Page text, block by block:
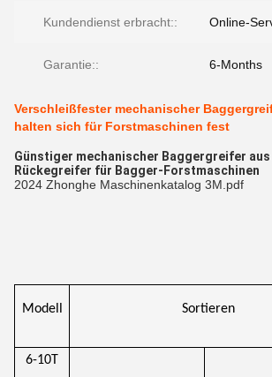
Kundendienst erbracht:: Online-
Garantie:: 6-Months
Verschleißfester mechanischer
halten sich für Forstmaschinen fest
Günstiger mechanischer Baggergreifer
Rückegreifer für Bagger-Forstmaschinen
2024 Zhonghe Maschinenkatalog 3M.pdf
Modell Sortieren
6-10T